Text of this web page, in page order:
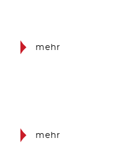
mehr
mehr